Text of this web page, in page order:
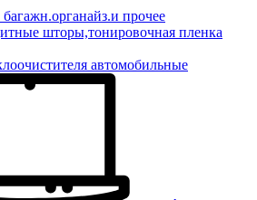
прочее
шторы,тонировочная пленка
автомобильные